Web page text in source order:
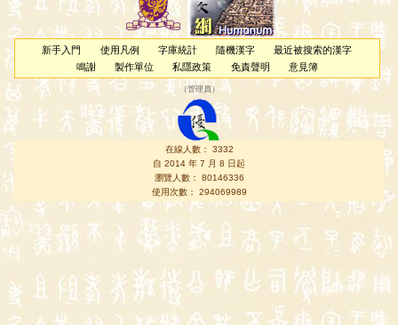
新手入門 使用凡例 字庫統計 隨機漢字
最近被搜索的漢字
鳴謝
製作單位 私隱政策 免責聲明 意見簿
（管理員 ）
在線人數： 3332
自 2014 年 7 月 8 日起
瀏覽人數： 80146336
使用次數： 294069989